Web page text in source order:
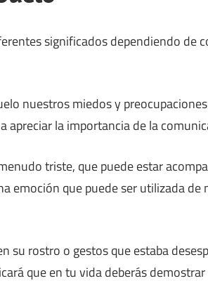
significados dependiendo de
nuestros miedos y
apreciar la importancia de la
triste, que puede estar
emoción que puede ser utilizada
su rostro o gestos que estaba
que en tu vida deberás